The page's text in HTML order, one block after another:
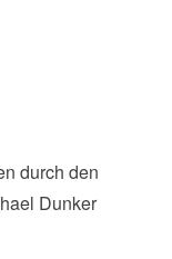
durch den
Dunker